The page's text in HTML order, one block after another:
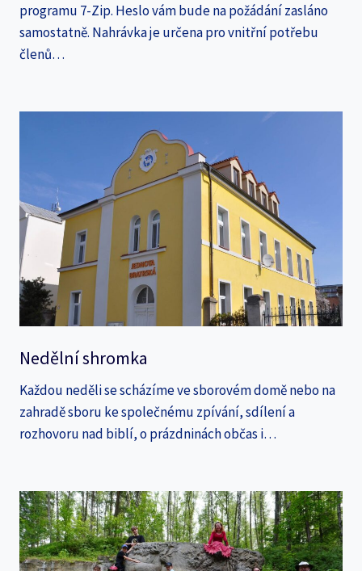
programu 7-Zip. Heslo vám bude na požádání zasláno
samostatně. Nahrávka je určena pro vnitřní potřebu
členů…
Nedělní shromka
Každou neděli se scházíme ve sborovém domě nebo na
zahradě sboru ke společnému zpívání, sdílení a
rozhovoru nad biblí, o prázdninách občas i…